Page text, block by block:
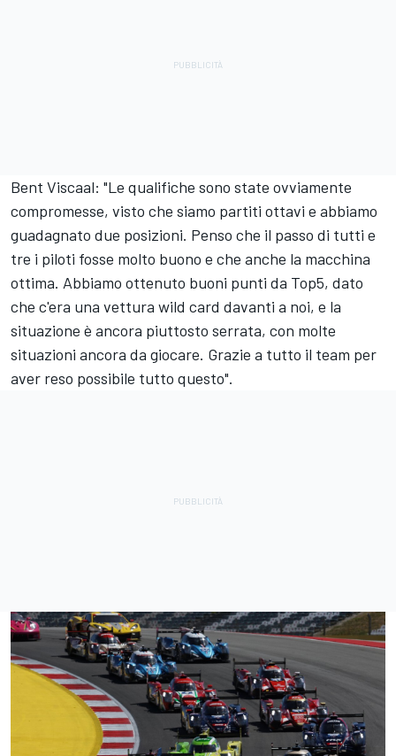
Bent Viscaal: "Le qualifiche sono state ovviamente
compromesse, visto che siamo partiti ottavi e abbiamo
guadagnato due posizioni. Penso che il passo di tutti e
tre i piloti fosse molto buono e che anche la macchina
ottima. Abbiamo ottenuto buoni punti da Top5, dato
che c'era una vettura wild card davanti a noi, e la
situazione è ancora piuttosto serrata, con molte
situazioni ancora da giocare. Grazie a tutto il team per
aver reso possibile tutto questo".